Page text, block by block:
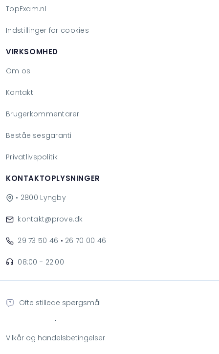
TopExam.nl
Indstillinger for cookies
VIRKSOMHED
Om os
Kontakt
Brugerkommentarer
Beståelsesgaranti
Privatlivspolitik
KONTAKTOPLYSNINGER
• 2800 Lyngby
kontakt@prove.dk
29 73 50 46 • 26 70 00 46
08:00 - 22:00
Ofte stillede spørgsmål
•
Vilkår og handelsbetingelser